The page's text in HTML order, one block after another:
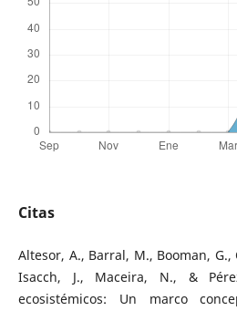
Citas
Altesor, A., Barral, M., Booman, G.,
Isacch, J., Maceira, N., &
ecosistémicos: Un marco